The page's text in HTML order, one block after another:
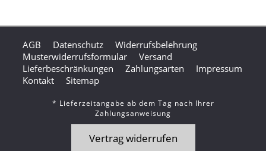
AGB Datenschutz
Widerrufsbelehrung
Musterwiderrufsformular
Versand
Lieferbeschränkungen
Zahlungsarten
Impressum
Kontakt
Sitemap
* Lieferzeitangabe ab dem Tag nach Ihrer
Zahlungsanweisung
Vertrag widerrufen